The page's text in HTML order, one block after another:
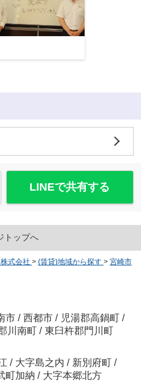
LINEで共有する
トップへ
式会社 > (賃貸)地域から探す > 宮崎市
市 / 西都市 / 児湯郡高鍋町 /
川南町 / 東臼杵郡門川町
/ 大字島之内 / 新別府町 /
町加納 / 大字本郷北方